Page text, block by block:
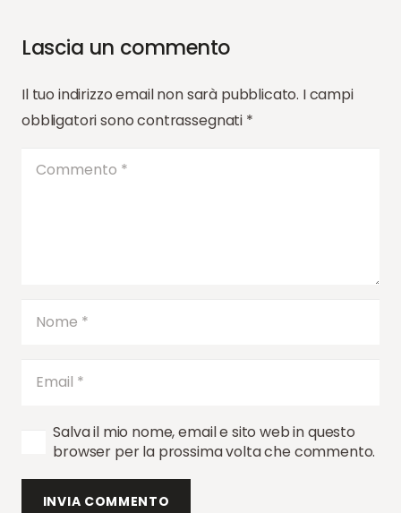
Lascia un commento
Il tuo indirizzo email non sarà pubblicato. I campi
obbligatori sono contrassegnati *
Salva il mio nome, email e sito web in questo
browser per la prossima volta che commento.
INVIA COMMENTO